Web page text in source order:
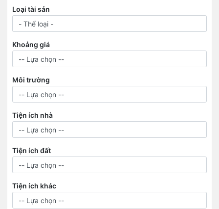
Loại tài sản
Khoảng giá
Môi trường
Tiện ích nhà
Tiện ích đất
Tiện ích khác